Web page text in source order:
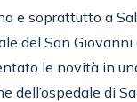
e soprattutto a
del San Giovanni
le novità in
di